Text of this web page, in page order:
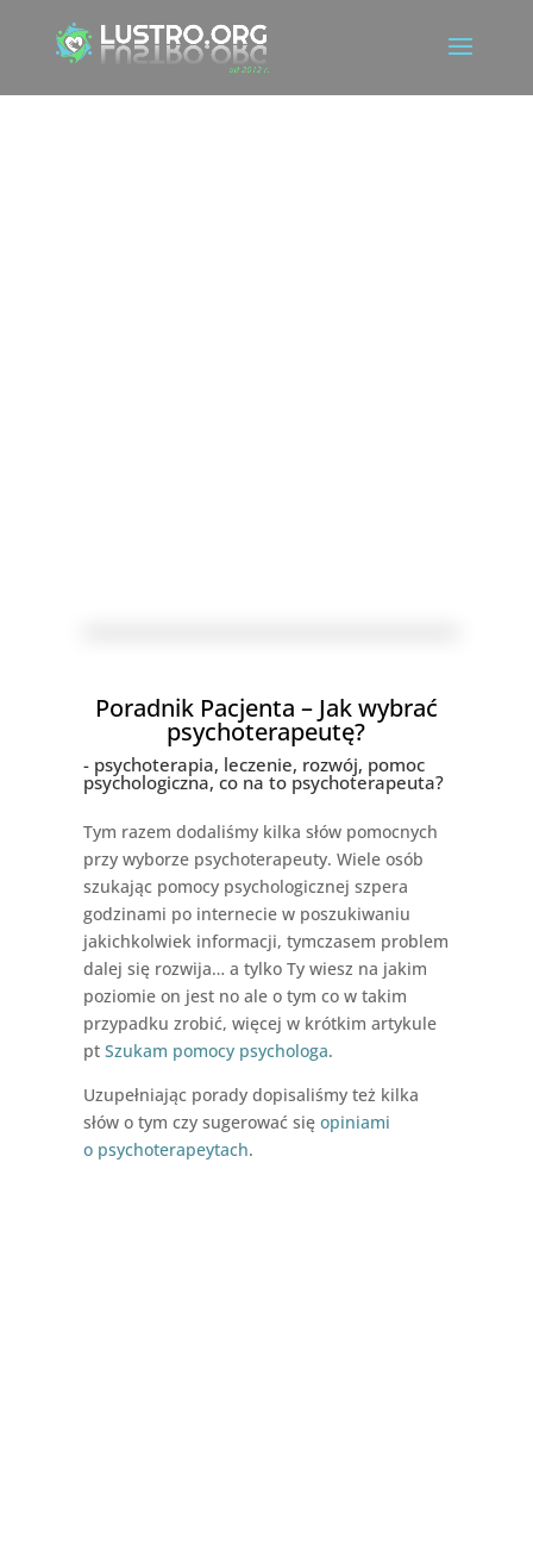
Poradnik Pacjenta – Jak wybrać
psychoterapeutę?
- psychoterapia, leczenie, rozwój, pomoc
psychologiczna, co na to psychoterapeuta?
Tym razem dodaliśmy kilka słów pomocnych
przy wyborze psychoterapeuty. Wiele osób
szukając pomocy psychologicznej szpera
godzinami po internecie w poszukiwaniu
jakichkolwiek informacji, tymczasem problem
dalej się rozwija… a tylko Ty wiesz na jakim
poziomie on jest no ale o tym co w takim
przypadku zrobić, więcej w krótkim artykule
pt Szukam pomocy psychologa.
Uzupełniając porady dopisaliśmy też kilka
słów o tym czy sugerować się opiniami
o psychoterapeytach.